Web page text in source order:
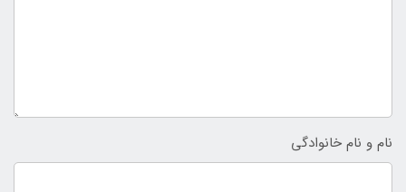
نام و نام خانوادگی